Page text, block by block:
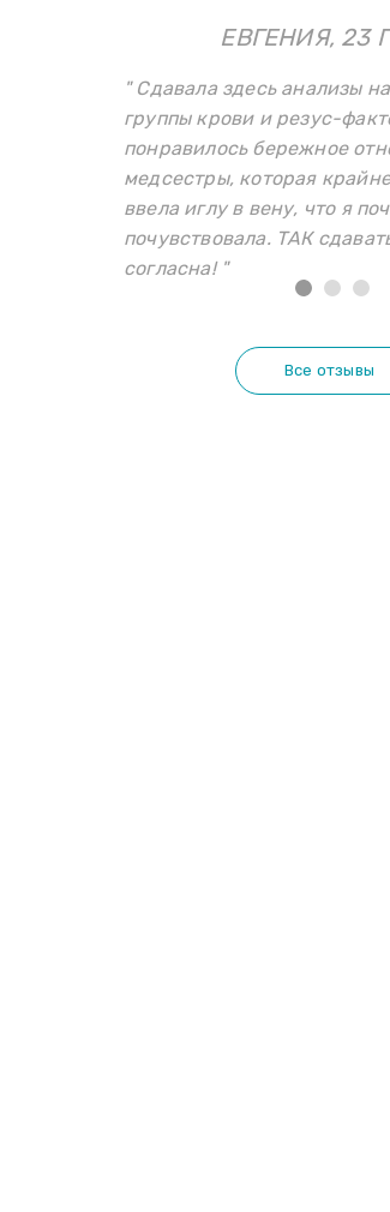
ЕВГЕНИЯ, 23
" Сдавала здесь анализы
группы крови и резус-
понравилось бережное
медсестры, которая
ввела иглу в вену, что я
почувствовала. ТАК
согласна! "
Все отзывы